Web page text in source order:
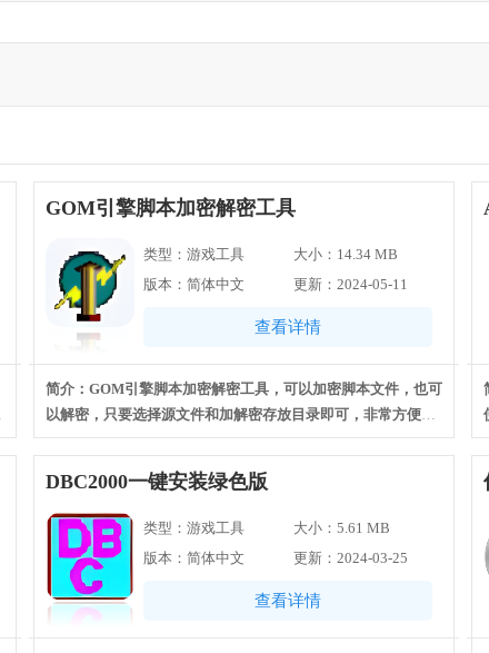
GOM引擎脚本加密解密工具
类型：游戏工具
大小：14.34 MB
版本：简体中文
更新：2024-05-11
查看详情
简介：GOM引擎脚本加密解密工具，可以加密脚本文件，也可
以解密，只要选择源文件和加解密存放目录即可，非常方便快
捷的一款工具。
DBC2000一键安装绿色版
类型：游戏工具
大小：5.61 MB
版本：简体中文
更新：2024-03-25
查看详情